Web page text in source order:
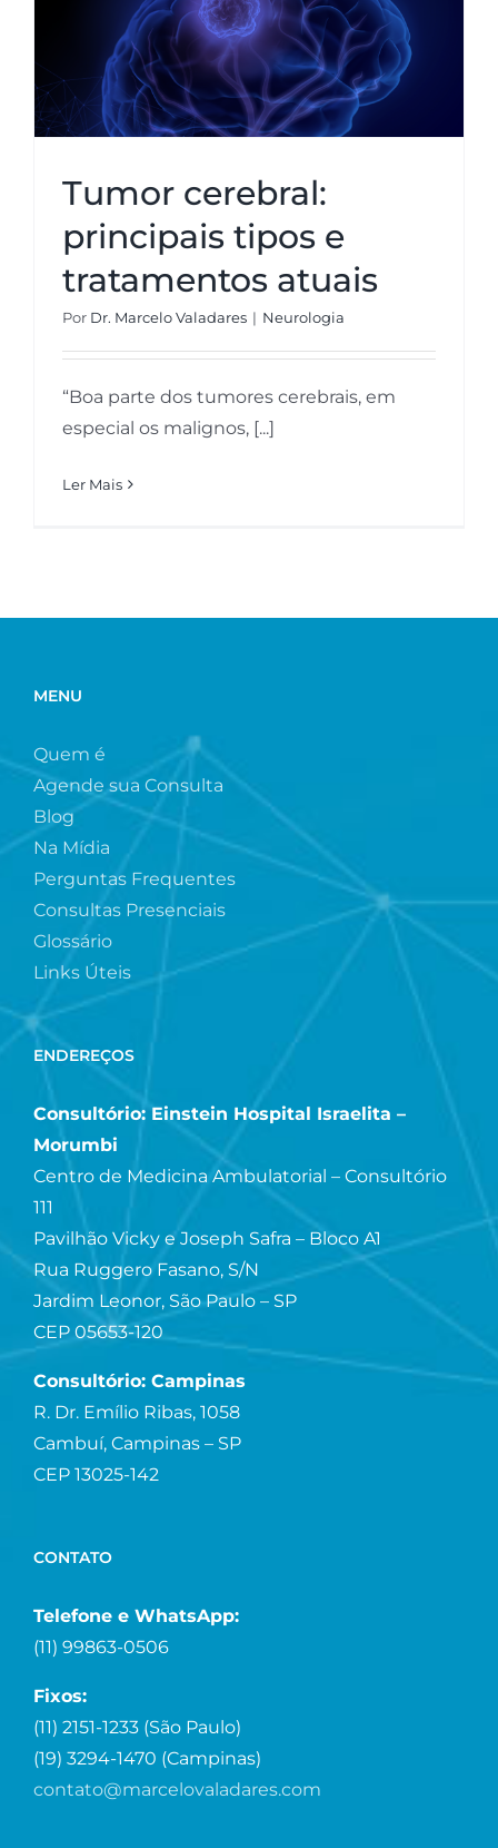
Tumor cerebral: principais tipos
e tratamentos atuais
Tumor cerebral:
principais tipos e
tratamentos atuais
Por Dr. Marcelo Valadares | Neurologia
“Boa parte dos tumores cerebrais, em
especial os malignos, [...]
Ler Mais
MENU
Quem é
Agende sua Consulta
Blog
Na Mídia
Perguntas Frequentes
Consultas Presenciais
Glossário
Links Úteis
ENDEREÇOS
Consultório: Einstein Hospital Israelita –
Morumbi
Centro de Medicina Ambulatorial – Consultório
111
Pavilhão Vicky e Joseph Safra – Bloco A1
Rua Ruggero Fasano, S/N
Jardim Leonor, São Paulo – SP
CEP 05653-120
Consultório: Campinas
R. Dr. Emílio Ribas, 1058
Cambuí, Campinas – SP
CEP 13025-142
CONTATO
Telefone e WhatsApp:
(11) 99863-0506
Fixos:
(11) 2151-1233 (São Paulo)
(19) 3294-1470 (Campinas)
contato@marcelovaladares.com